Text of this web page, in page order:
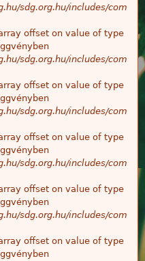
sdg.org.hu/includes/com
offset on value of type
sdg.org.hu/includes/com
offset on value of type
sdg.org.hu/includes/com
offset on value of type
sdg.org.hu/includes/com
offset on value of type
sdg.org.hu/includes/com
offset on value of type